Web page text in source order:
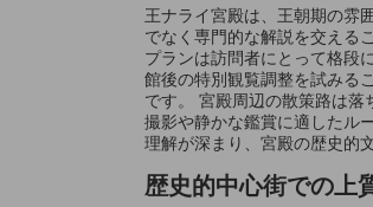
王ナライ宮殿は、王朝期の雰
でなく専門的な解説を交える
プランは訪問者にとって格段
館後の特別観覧調整を試みる
です。 宮殿周辺の散策路は
撮影や静かな鑑賞に適したル
理解が深まり、宮殿の歴史的
歴史的中心街での上